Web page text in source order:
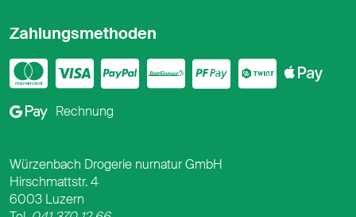
Zahlungsmethoden
Mastercard
VisaPayPal
PostFinance
Twint
Google Pay
Rechnung
Würzenbach Drogerie nurnatur GmbH
Hirschmattstr. 4
6003 Luzern